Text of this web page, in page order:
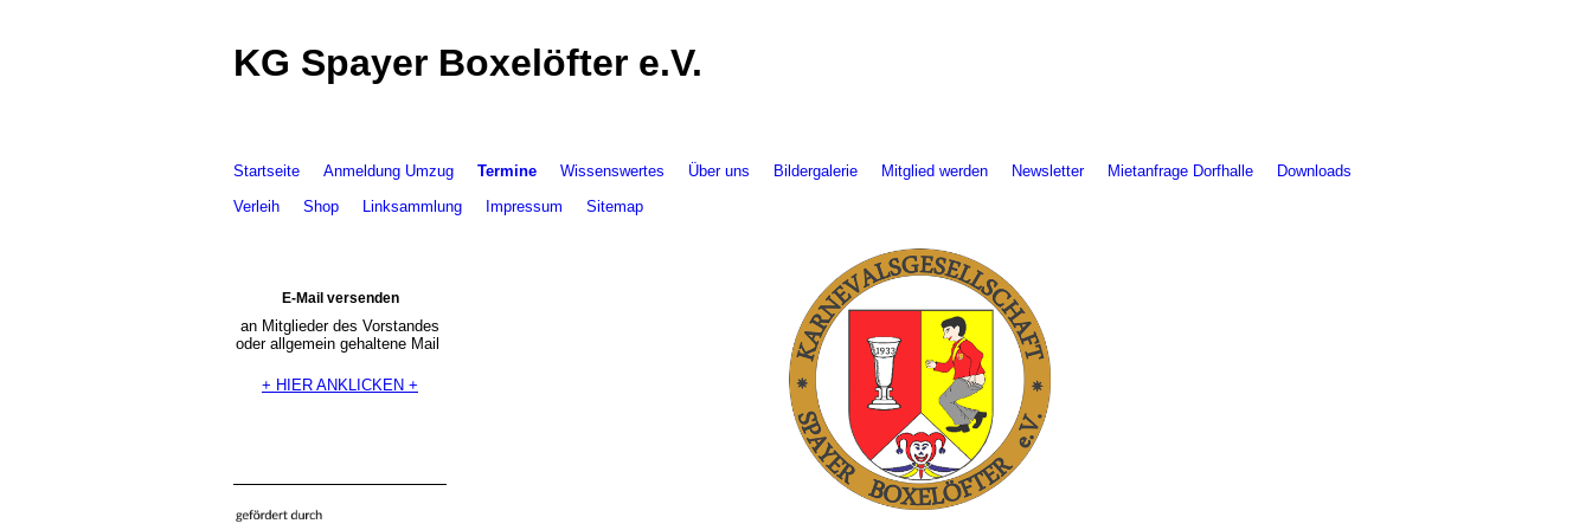
KG Spayer Boxelöfter e.V.
Startseite Anmeldung Umzug Termine Wissenswertes Über uns Bildergalerie Mitglied werden Newsletter Mietanfrage Dorfhalle
Downloads
Verleih
Shop Linksammlung Impressum Sitemap
E-Mail versenden
an Mitglieder des Vorstandes
oder allgemein gehaltene Mail
+ HIER ANKLICKEN +